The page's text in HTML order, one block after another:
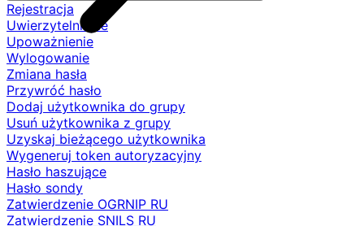
Rejestracja
Uwierzytelnianie
Upoważnienie
Wylogowanie
Zmiana hasła
Przywróć hasło
Dodaj użytkownika do grupy
Usuń użytkownika z grupy
Uzyskaj bieżącego użytkownika
Wygeneruj token autoryzacyjny
Hasło haszujące
Hasło sondy
Zatwierdzenie OGRNIP RU
Zatwierdzenie SNILS RU